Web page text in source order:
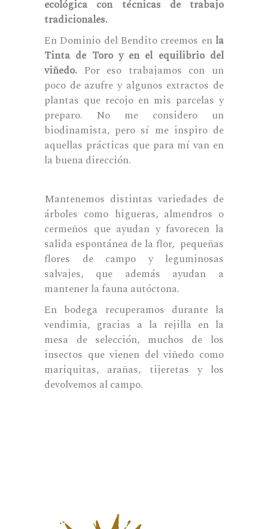
ecológica con técnicas de trabajo
tradicionales.
En Dominio del Bendito creemos en la
Tinta de Toro y en el equilibrio del
viñedo. Por eso trabajamos con un
poco de azufre y algunos extractos de
plantas que recojo en mis parcelas y
preparo. No me considero un
biodinamista, pero sí me inspiro de
aquellas prácticas que para mí van en
la buena dirección.
Mantenemos distintas variedades de
árboles como higueras, almendros o
cermeños que ayudan y favorecen la
salida espontánea de la flor, pequeñas
flores de campo y leguminosas
salvajes, que además ayudan a
mantener la fauna autóctona.
En bodega recuperamos durante la
vendimia, gracias a la rejilla en la
mesa de selección, muchos de los
insectos que vienen del viñedo como
mariquitas, arañas, tijeretas y los
devolvemos al campo.